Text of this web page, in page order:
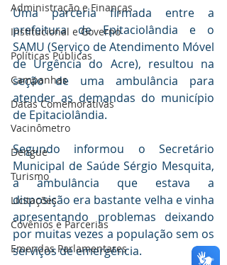
Administração e Finanças
Institucional e Governo
Políticas Públicas
Campanhas
Datas Comemorativas
Vacinômetro
Dengue
Turismo
Licitações
Covênios e Parcerias
Emendas Parlamentares
Uma parceria firmada entre a
prefeitura de Epitaciolândia e o
SAMU (Serviço de Atendimento Móvel
de Urgência do Acre), resultou na
seção de uma ambulância para
atender as demandas do município
de Epitaciolândia.
Segundo informou o Secretário
Municipal de Saúde Sérgio Mesquita,
a ambulância que estava a
disposição era bastante velha e vinha
apresentando problemas deixando
por muitas vezes a população sem os
serviços de emergência.